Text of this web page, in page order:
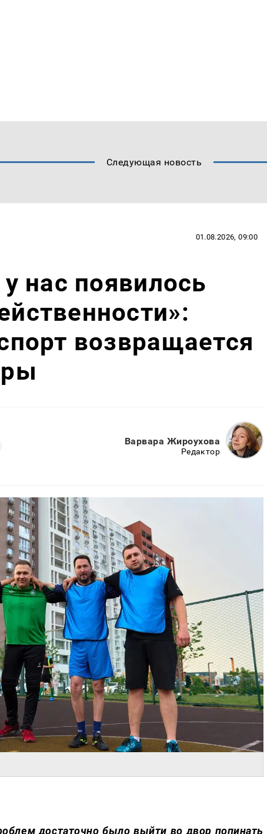
Следующая новость
01.08.2026, 09:00
нас появилось
возвращается
Варвара Жироухова
Редактор
достаточно было выйти во двор попинать